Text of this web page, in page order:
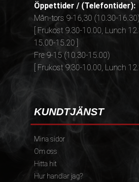
Öppettider / (Telefontider):
Mån-tors 9-16,30 (10.30-16.30)
[ Frukost 9.30-10.00, Lunch
15.00-15.20 ]
Fre 9-15 (10.30-15.00)
[ Frukost 9.30-10.00, Lunch
KUNDTJÄNST
Mina sidor
Om oss
Hitta hit
Hur handlar jag?